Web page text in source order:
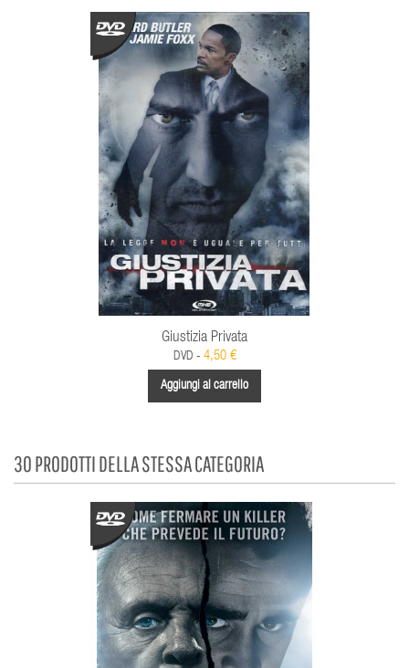
Giustizia Privata
DVD - 4,50 €
Aggiungi al carrello
30 PRODOTTI DELLA STESSA CATEGORIA